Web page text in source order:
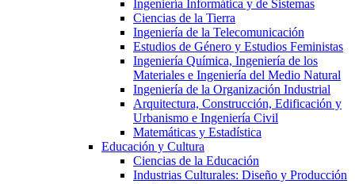
Ingeniería Informática y de Sistemas
Ciencias de la Tierra
Ingeniería de la Telecomunicación
Estudios de Género y Estudios Feministas
Ingeniería Química, Ingeniería de los
Materiales e Ingeniería del Medio Natural
Ingeniería de la Organización Industrial
Arquitectura, Construcción, Edificación y
Urbanismo e Ingeniería Civil
Matemáticas y Estadística
Educación y Cultura
Ciencias de la Educación
Industrias Culturales: Diseño y Producción